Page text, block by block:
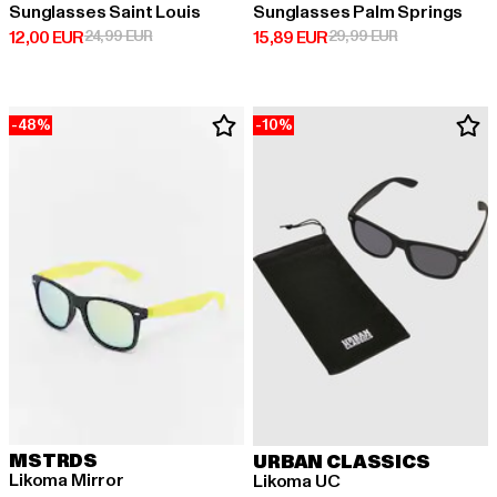
Sunglasses Saint Louis
12,00 EUR
Derzeitiger Preis: 12,00 EUR
24,99 EURAktionspreis: 24,99 EUR
Sunglasses Palm Springs
15,89 EUR
Derzeitiger Preis: 15,89 EUR
29,99 EURAktionspreis:
-48%
MSTRDS
Likoma Mirror
-10%
URBAN CLASSICS
Likoma UC